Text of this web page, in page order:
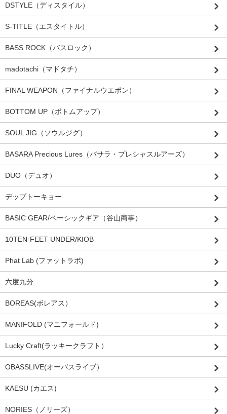
DSTYLE（ディスタイル）
S-TITLE（エスタイトル）
BASS ROCK（バスロック）
madotachi（マドタチ）
FINAL WEAPON（ファイナルウエポン）
BOTTOM UP（ボトムアップ）
SOUL JIG（ソウルジグ）
BASARA Precious Lures（バサラ・プレシャスルアーズ）
DUO（デュオ）
デップトーキョー
BASIC GEAR/ベーシックギア（谷山商事）
10TEN-FEET UNDER/KIOB
Phat Lab (ファットラボ)
六度九分
BOREAS(ボレアス）
MANIFOLD (マニフォールド)
Lucky Craft(ラッキークラフト）
OBASSLIVE(オーバスライブ）
KAESU (カエス)
NORIES（ノリーズ）